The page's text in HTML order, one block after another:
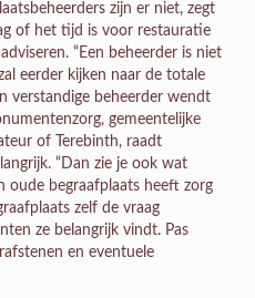
zijn er niet, zegt
of het tijd is voor restauratie
“Een beheerder is niet
eerder kijken naar de totale
verstandige beheerder wendt
gemeentelijke
of Terebinth, raadt
“Dan zie je ook wat
oude begraafplaats heeft zorg
zelf de vraag
ze belangrijk vindt. Pas
en eventuele